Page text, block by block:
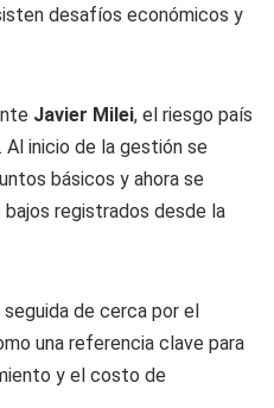
desafíos económicos y
Javier Milei, el riesgo país
inicio de la gestión se
básicos y ahora se
registrados desde la
de cerca por el
una referencia clave para
y el costo de